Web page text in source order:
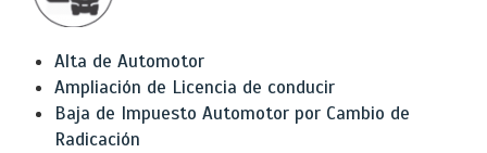
Alta de Automotor
Ampliación de Licencia de conducir
Baja de Impuesto Automotor por Cambio de
Radicación